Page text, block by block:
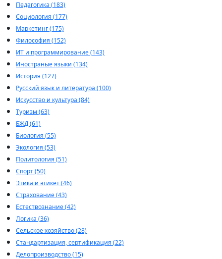
Педагогика (183)
Социология (177)
Маркетинг (175)
Философия (152)
ИТ и программирование (143)
Иностраные языки (134)
История (127)
Русский язык и литература (100)
Искусство и культура (84)
Туризм (63)
БЖД (61)
Биология (55)
Экология (53)
Политология (51)
Спорт (50)
Этика и этикет (46)
Страхование (43)
Естествознание (42)
Логика (36)
Сельское хозяйство (28)
Стандартизация, сертификация (22)
Делопроизводство (15)